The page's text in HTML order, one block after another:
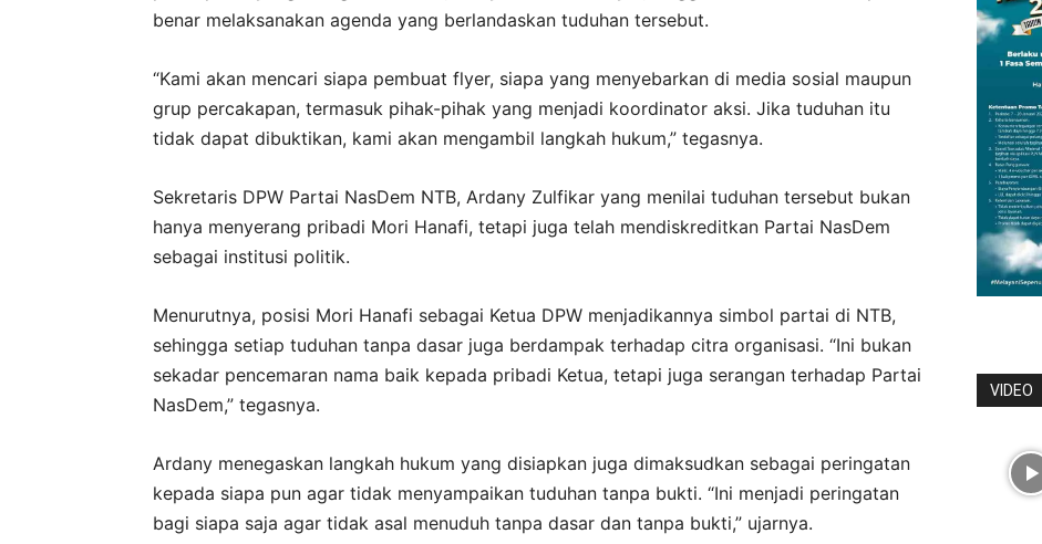
benar melaksanakan agenda yang berlandaskan tuduhan tersebut.
“Kami akan mencari siapa pembuat flyer, siapa yang menyebarkan di media sosial maupun
grup percakapan, termasuk pihak-pihak yang menjadi koordinator aksi. Jika tuduhan itu
tidak dapat dibuktikan, kami akan mengambil langkah hukum,” tegasnya.
Sekretaris DPW Partai NasDem NTB, Ardany Zulfikar yang menilai tuduhan tersebut bukan
hanya menyerang pribadi Mori Hanafi, tetapi juga telah mendiskreditkan Partai NasDem
sebagai institusi politik.
Menurutnya, posisi Mori Hanafi sebagai Ketua DPW menjadikannya simbol partai di NTB,
sehingga setiap tuduhan tanpa dasar juga berdampak terhadap citra organisasi. “Ini bukan
sekadar pencemaran nama baik kepada pribadi Ketua, tetapi juga serangan terhadap Partai
NasDem,” tegasnya.
Ardany menegaskan langkah hukum yang disiapkan juga dimaksudkan sebagai peringatan
kepada siapa pun agar tidak menyampaikan tuduhan tanpa bukti. “Ini menjadi peringatan
bagi siapa saja agar tidak asal menuduh tanpa dasar dan tanpa bukti,” ujarnya.
VIDEO